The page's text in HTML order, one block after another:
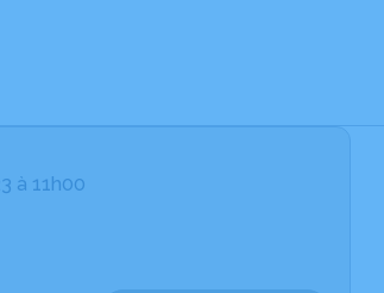
à 11h00